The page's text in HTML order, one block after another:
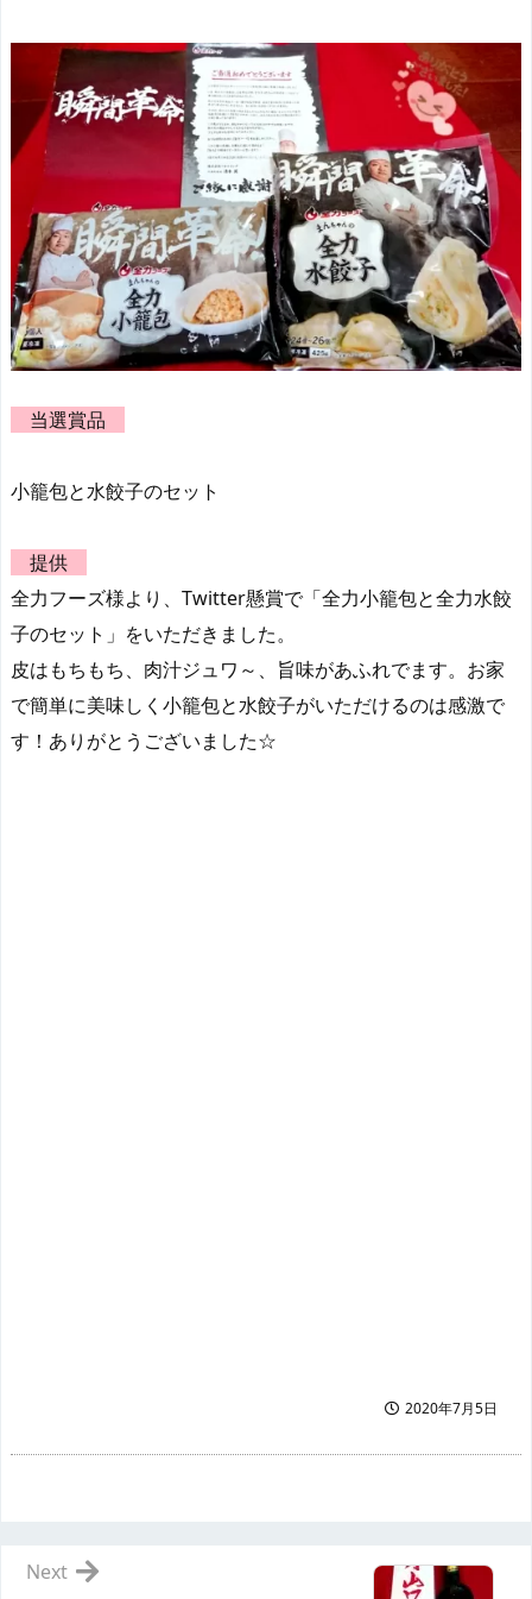
当選賞品
小籠包と水餃子のセット
提供
全力フーズ様より、Twitter懸賞で「全力小籠包と全力水餃
子のセット」をいただきました。
皮はもちもち、肉汁ジュワ～、旨味があふれでます。お家
で簡単に美味しく小籠包と水餃子がいただけるのは感激で
す！ありがとうございました☆
2020年7月5日
Next